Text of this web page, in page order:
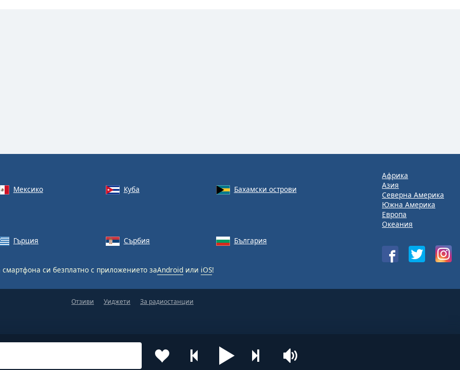
Мексико Куба
Бахамски острови
Гърция Сърбия България
смартфона си безплатно с приложението заAndroid или iOS!
Африка
Азия
Северна Америка
Южна Америка
Европа
Океания
Отзиви Уиджети За радиостанции